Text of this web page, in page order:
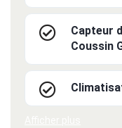
Capteur
Coussin